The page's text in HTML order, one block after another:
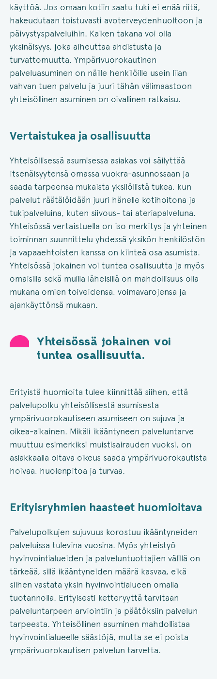
käyttöä. Jos omaan kotiin saatu tuki ei enää riitä,
hakeudutaan toistuvasti avoterveydenhuoltoon ja
päivystyspalveluihin. Kaiken takana voi olla
yksinäisyys, joka aiheuttaa ahdistusta ja
turvattomuutta. Ympärivuorokautinen
palveluasuminen on näille henkilöille usein liian
vahvan tuen palvelu ja juuri tähän välimaastoon
yhteisöllinen asuminen on oivallinen ratkaisu.
Vertaistukea ja osallisuutta
Yhteisöllisessä asumisessa asiakas voi säilyttää
itsenäisyytensä omassa vuokra-asunnossaan ja
saada tarpeensa mukaista yksilöllistä tukea, kun
palvelut räätälöidään juuri hänelle kotihoitona ja
tukipalveluina, kuten siivous- tai ateriapalveluna.
Yhteisössä vertaistuella on iso merkitys ja yhteinen
toiminnan suunnittelu yhdessä yksikön henkilöstön
ja vapaaehtoisten kanssa on kiinteä osa asumista.
Yhteisössä jokainen voi tuntea osallisuutta ja myös
omaisilla sekä muilla läheisillä on mahdollisuus olla
mukana omien toiveidensa, voimavarojensa ja
ajankäyttönsä mukaan.
Yhteisössä jokainen voi
tuntea osallisuutta.
Erityistä huomioita tulee kiinnittää siihen, että
palvelupolku yhteisöllisestä asumisesta
ympärivuorokautiseen asumiseen on sujuva ja
oikea-aikainen. Mikäli ikääntyneen palveluntarve
muuttuu esimerkiksi muistisairauden vuoksi, on
asiakkaalla oltava oikeus saada ympärivuorokautista
hoivaa, huolenpitoa ja turvaa.
Erityisryhmien haasteet huomioitava
Palvelupolkujen sujuvuus korostuu ikääntyneiden
palveluissa tulevina vuosina. Myös yhteistyö
hyvinvointialueiden ja palveluntuottajien välillä on
tärkeää, sillä ikääntyneiden määrä kasvaa, eikä
siihen vastata yksin hyvinvointialueen omalla
tuotannolla. Erityisesti ketteryyttä tarvitaan
palveluntarpeen arviointiin ja päätöksiin palvelun
tarpeesta. Yhteisöllinen asuminen mahdollistaa
hyvinvointialueelle säästöjä, mutta se ei poista
ympärivuorokautisen palvelun tarvetta.